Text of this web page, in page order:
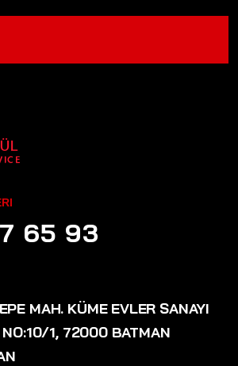
65 93
MAH. KÜME EVLER SANAYI
NO:10/1, 72000 BATMAN